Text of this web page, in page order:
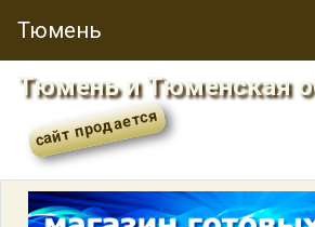
Тюмень
Тюмень и Тюменская